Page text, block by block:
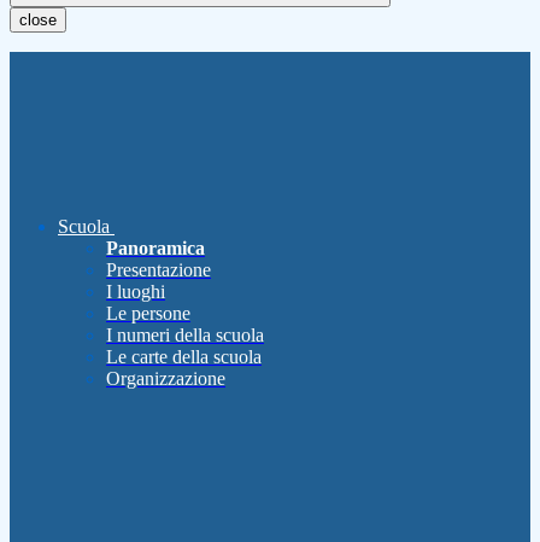
close
Scuola
Panoramica
Presentazione
I luoghi
Le persone
I numeri della scuola
Le carte della scuola
Organizzazione